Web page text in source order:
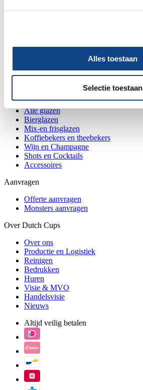
Alles toestaan
Selectie toestaan
Retourneren
Aanbiedingen
Alle glazen
Bierglazen
Mix-en frisglazen
Koffiebekers en theebekers
Wijn en Champagne
Shots en Cocktails
Accessoires
Aanvragen
Offerte aanvragen
Monsters aanvragen
Over Dutch Cups
Over ons
Productie en Logistiek
Reinigen
Bedrukken
Huren
Visie & MVO
Handelsvisie
Nieuws
Altijd veilig betalen